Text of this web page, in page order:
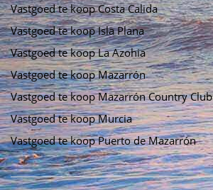
Vastgoed te koop Costa Calida
Vastgoed te koop Isla Plana
Vastgoed te koop La Azohia
Vastgoed te koop Mazarrón
Vastgoed te koop Mazarrón Country Club
Vastgoed te koop Murcia
Vastgoed te koop Puerto de Mazarrón